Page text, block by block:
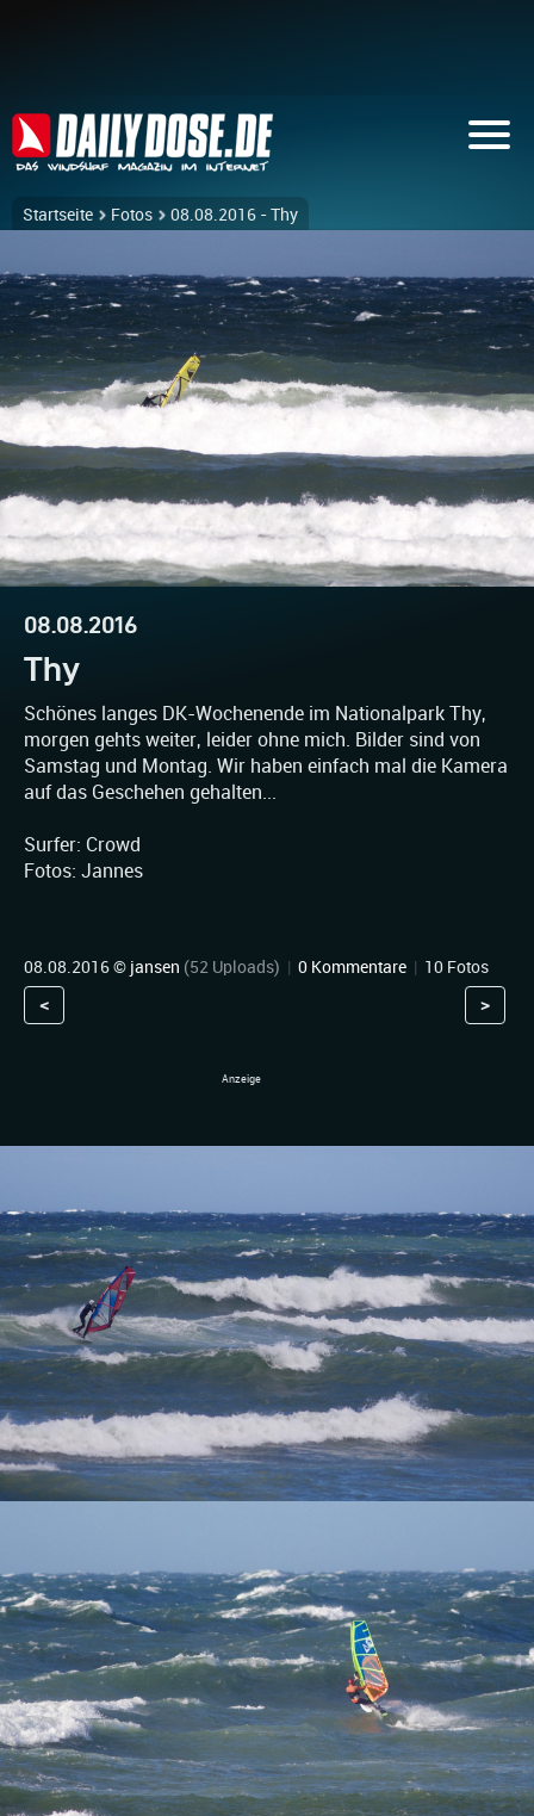
Startseite Fotos 08.08.2016 - Thy
08.08.2016
Thy
Schönes langes DK-Wochenende im Nationalpark Thy,
morgen gehts weiter, leider ohne mich. Bilder sind von
Samstag und Montag. Wir haben einfach mal die Kamera
auf das Geschehen gehalten...
Surfer: Crowd
Fotos: Jannes
08.08.2016 © jansen (52 Uploads) | 0 Kommentare | 10 Fotos
< >